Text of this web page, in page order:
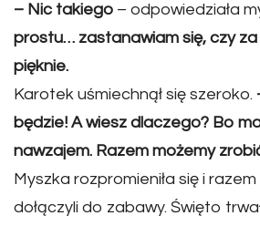
– Nic takiego – odpowiedziała
prostu… zastanawiam się, czy
pięknie.
Karotek uśmiechnął się szeroko.
będzie! A wiesz dlaczego? Bo
nawzajem. Razem możemy
Myszka rozpromieniła się i
dołączyli do zabawy. Święto